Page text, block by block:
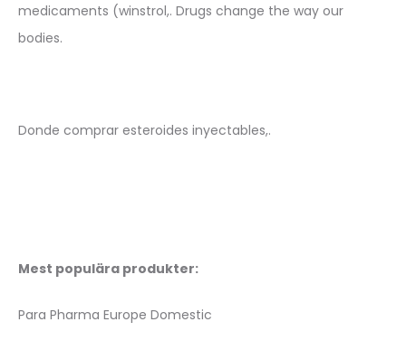
medicaments (winstrol,. Drugs change the way our
bodies.
Donde comprar esteroides inyectables,.
Mest populära produkter:
Para Pharma Europe Domestic